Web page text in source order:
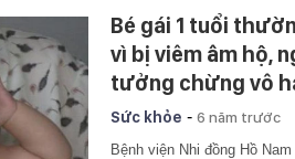
Bé gái 1 tuổi
vì bị viêm âm hộ,
tưởng chừng vô
Sức khỏe - 6 năm trước
Bệnh viện Nhi đồng Hồ